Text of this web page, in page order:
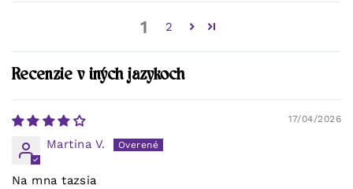
1 2
Recenzie v iných jazykoch
17/04/2026
Martina V.
Na mna tazsia